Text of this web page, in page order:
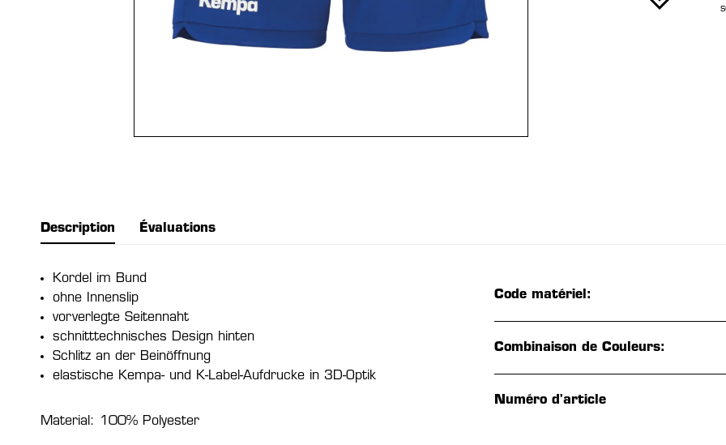
Description Évaluations
Kordel im Bund
ohne Innenslip
vorverlegte Seitennaht
schnitttechnisches Design hinten
Schlitz an der Beinöffnung
elastische Kempa- und K-Label-Aufdrucke in 3D-Optik
Material: 100% Polyester
Code matériel:
Combinaison de Couleurs:
Numéro d'article